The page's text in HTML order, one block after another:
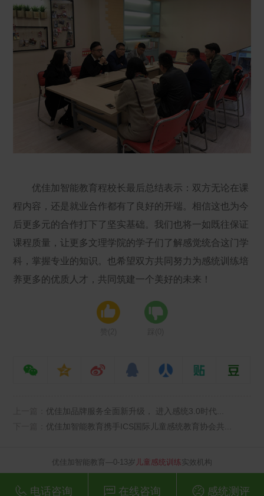
优佳加智能教育程校长最后总结表示：双方无论在课
程内容，还是就业合作都有了良好的开端。相信这也为今
后更多元的合作打下了坚实基础。我们也将一如既往保证
课程质量，让更多文理学院的学子们了解感觉统合这门学
科，掌握专业的知识。也希望双方共同努力为感统训练培
养更多的优质人才，共同筑建一个美好的未来！
优佳加品牌服务全面新升级， 进入感统3.0时代...
优佳加智能教育携手ICS国际儿童感统教育协会共...
优佳加智能教育—0-13岁 儿童感统训练 实效机构
电话咨询 在线咨询 感统测评